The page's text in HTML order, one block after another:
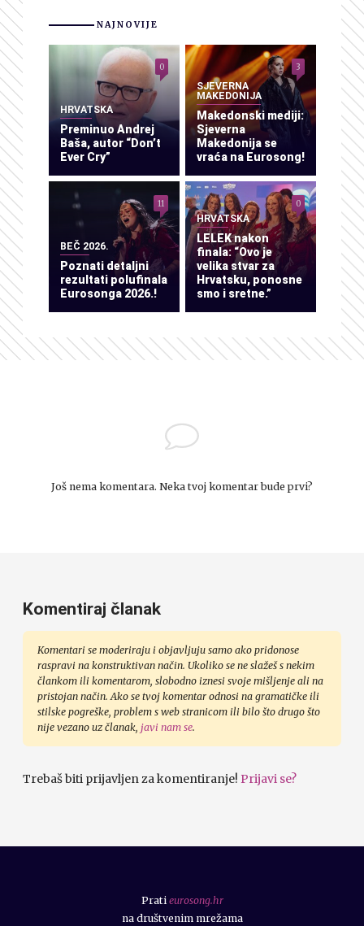
NAJNOVIJE
HRVATSKA
Preminuo Andrej
Baša, autor “Don’t
Ever Cry”
0
SJEVERNA
MAKEDONIJA
Makedonski mediji:
Sjeverna
Makedonija se
vraća na Eurosong!
3
BEČ 2026.
Poznati detaljni
rezultati polufinala
Eurosonga 2026.!
11
HRVATSKA
LELEK nakon
finala: “Ovo je
velika stvar za
Hrvatsku, ponosne
smo i sretne.”
0
Još nema komentara. Neka tvoj komentar bude prvi?
Komentiraj članak
Komentari se moderiraju i objavljuju samo ako pridonose
raspravi na konstruktivan način. Ukoliko se ne slažeš s nekim
člankom ili komentarom, slobodno iznesi svoje mišljenje ali na
pristojan način. Ako se tvoj komentar odnosi na gramatičke ili
stilske pogreške, problem s web stranicom ili bilo što drugo što
nije vezano uz članak, javi nam se.
Trebaš biti prijavljen za komentiranje! Prijavi se?
Prati eurosong.hr
na društvenim mrežama